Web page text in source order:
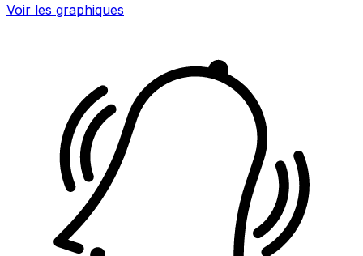
Voir les graphiques